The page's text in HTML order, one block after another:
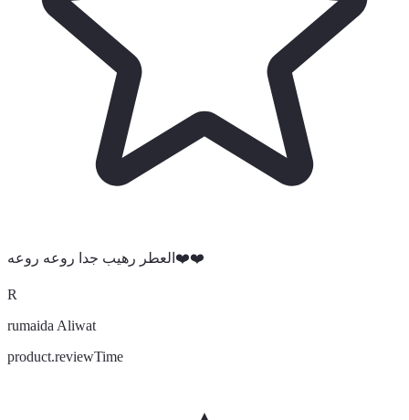
العطر رهيب جدا روعه روعه❤️❤️
R
rumaida Aliwat
product.reviewTime